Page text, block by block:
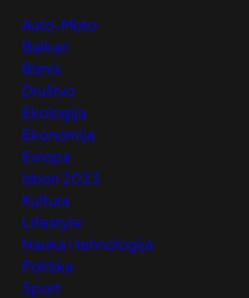
Auto-Moto
Balkan
Biznis
Društvo
Ekologija
Ekonomija
Evropa
Izbori 2023
Kultura
Lifestyle
Nauka i tehnologija
Politika
Sport